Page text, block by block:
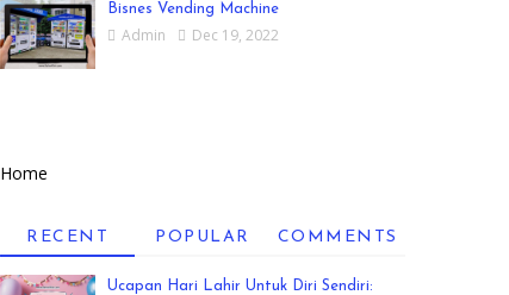
Bisnes Vending Machine
Admin Dec 19, 2022
Home
RECENT POPULAR COMMENTS
Ucapan Hari Lahir Untuk Diri Sendiri: